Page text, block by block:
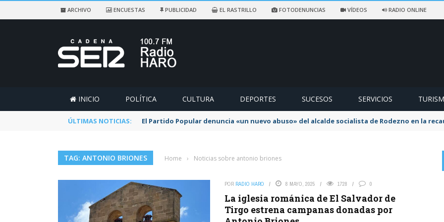
ARCHIVO ENCUESTAS PUBLICIDAD EL RASTRILLO FOTODENUNCIAS VÍDEOS RADIO ONLINE
INICIO POLÍTICA CULTURA DEPORTES SUCESOS SERVICIOS
ÚLTIMAS NOTICIAS: El Partido Popular denuncia «un nuevo abuso» del alcalde socialista de Rodezno en la
TAG: ANTONIO BRIONES Home › Noticias sobre antonio briones
POR RADIO HARO 8 MAYO, 2025 1728 0
La iglesia románica de El Salvador de
Tirgo estrena campanas donadas por
Y que siempre hablen los "listos"